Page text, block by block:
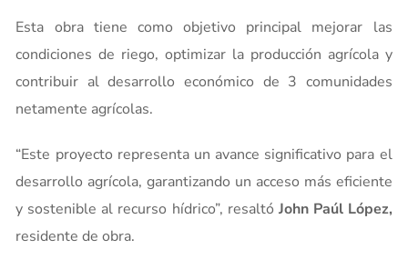
Esta obra tiene como objetivo principal mejorar las
condiciones de riego, optimizar la producción agrícola y
contribuir al desarrollo económico de 3 comunidades
netamente agrícolas.
“Este proyecto representa un avance significativo para el
desarrollo agrícola, garantizando un acceso más eficiente
y sostenible al recurso hídrico”, resaltó John Paúl López,
residente de obra.